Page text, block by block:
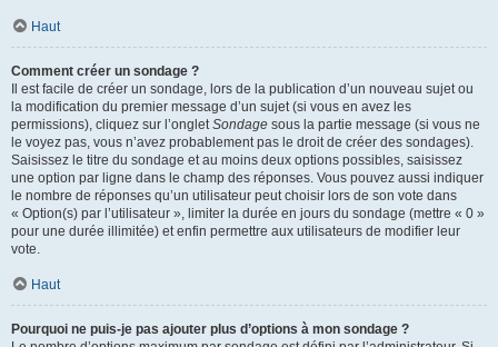
Haut
Comment créer un sondage ?
Il est facile de créer un sondage, lors de la publication d’un nouveau sujet ou
la modification du premier message d’un sujet (si vous en avez les
permissions), cliquez sur l’ongletSondage sous la partie message (si vous ne
le voyez pas, vous n’avez probablement pas le droit de créer des sondages).
Saisissez le titre du sondage et au moins deux options possibles, saisissez
une option par ligne dans le champ des réponses. Vous pouvez aussi indiquer
le nombre de réponses qu’un utilisateur peut choisir lors de son vote dans
« Option(s) par l’utilisateur », limiter la durée en jours du sondage (mettre « 0 »
pour une durée illimitée) et enfin permettre aux utilisateurs de modifier leur
vote.
Haut
Pourquoi ne puis-je pas ajouter plus d’options à mon sondage ?